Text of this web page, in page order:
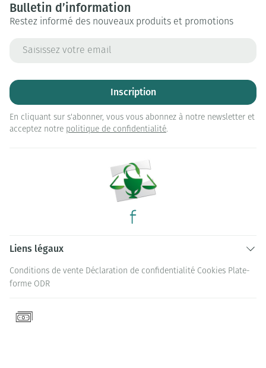
Bulletin d’information
Restez informé des nouveaux produits et promotions
Inscription
En cliquant sur s'abonner, vous vous abonnez à notre newsletter et
acceptez notre politique de confidentialité.
Liens légaux
Conditions de vente Déclaration de confidentialité Cookies Plate-
forme ODR